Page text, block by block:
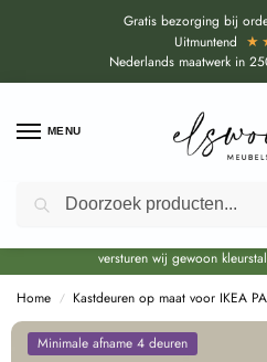
Gratis bezorging bij
Uitmuntend
Nederlands maatwerk in
MENU
Door de bouwvakperiode geldt voor alle
levertijd van circa 3-4 weken
versturen wij gewoon
Home / Kastdeuren op maat voor IKEA
Minimale afname 4 deuren